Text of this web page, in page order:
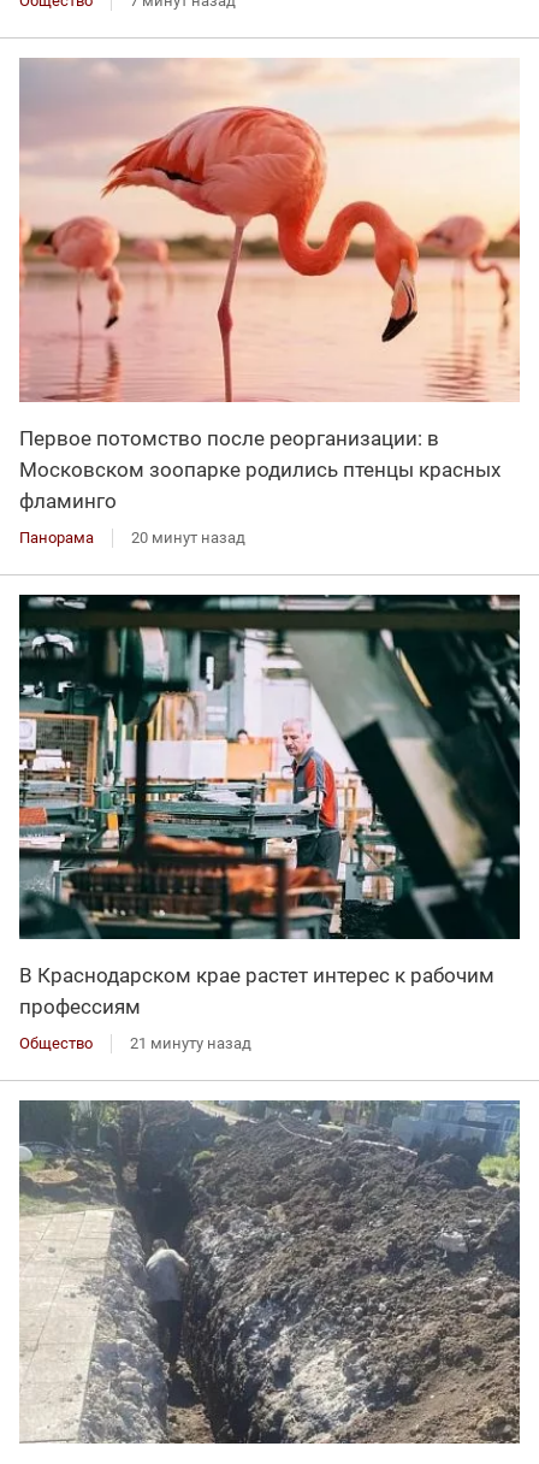
Первое потомство после реорганизации: в
Московском зоопарке родились птенцы красных
фламинго
Панорама 20 минут назад
В Краснодарском крае растет интерес к рабочим
профессиям
Общество 21 минуту назад